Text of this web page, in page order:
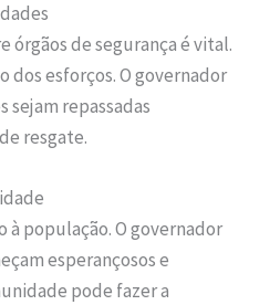
órgãos de segurança é vital.
dos esforços. O governador
sejam repassadas
resgate.
à população. O governador
esperançosos e
pode fazer a